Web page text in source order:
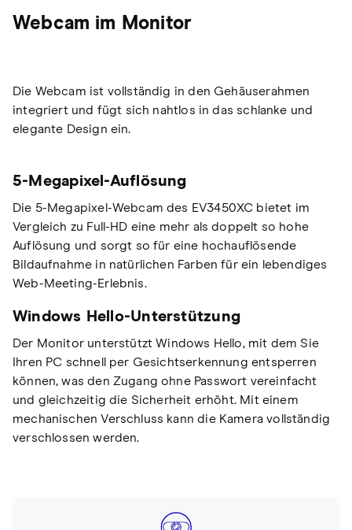
Webcam im Monitor
Die Webcam ist vollständig in den Gehäuserahmen
integriert und fügt sich nahtlos in das schlanke und
elegante Design ein.
5-Megapixel-Auflösung
Die 5-Megapixel-Webcam des EV3450XC bietet im
Vergleich zu Full-HD eine mehr als doppelt so hohe
Auflösung und sorgt so für eine hochauflösende
Bildaufnahme in natürlichen Farben für ein lebendiges
Web-Meeting-Erlebnis.
Windows Hello-Unterstützung
Der Monitor unterstützt Windows Hello, mit dem Sie
Ihren PC schnell per Gesichtserkennung entsperren
können, was den Zugang ohne Passwort vereinfacht
und gleichzeitig die Sicherheit erhöht. Mit einem
mechanischen Verschluss kann die Kamera vollständig
verschlossen werden.